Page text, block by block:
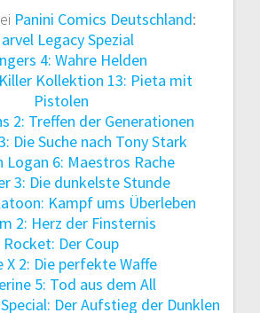
Panini Comics Deutschland:
Legacy Spezial
4: Wahre Helden
Kollektion 13: Pieta mit
Pistolen
2: Treffen der Generationen
Die Suche nach Tony Stark
Logan 6: Maestros Rache
3: Die dunkelste Stunde
Kampf ums Überleben
2: Herz der Finsternis
Rocket: Der Coup
X 2: Die perfekte Waffe
5: Tod aus dem All
Der Aufstieg der Dunklen